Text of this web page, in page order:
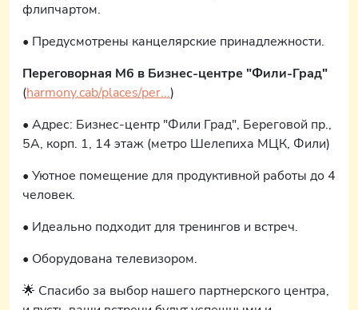
флипчартом.
• Предусмотрены канцелярские принадлежности.
Переговорная М6 в Бизнес-центре "Фили-Град"
(harmony.cab/places/per...)
• Адрес: Бизнес-центр "Фили Град", Береговой пр.,
5А, корп. 1, 14 этаж (метро Шелепиха МЦК, Фили)
• Уютное помещение для продуктивной работы до 4
человек.
• Идеально подходит для тренингов и встреч.
• Оборудована телевизором.
🌟 Спасибо за выбор нашего партнерского центра,